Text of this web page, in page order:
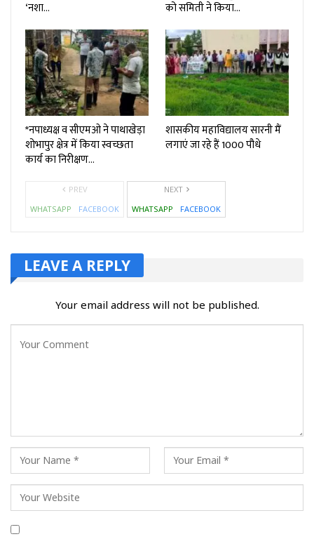
‘नशा…
को समिती ने किया…
*नपाध्यक्ष व सीएमओ ने पाथाखेड़ा
शोभापुर क्षेत्र में किया स्वच्छता
कार्य का निरीक्षण…
शासकीय महाविद्यालय सारनी मैं
लगाएं जा रहे हैं 1000 पौधे
PREV
WHATSAPP
FACEBOOK
NEXT
WHATSAPP
FACEBOOK
LEAVE A REPLY
Your email address will not be published.